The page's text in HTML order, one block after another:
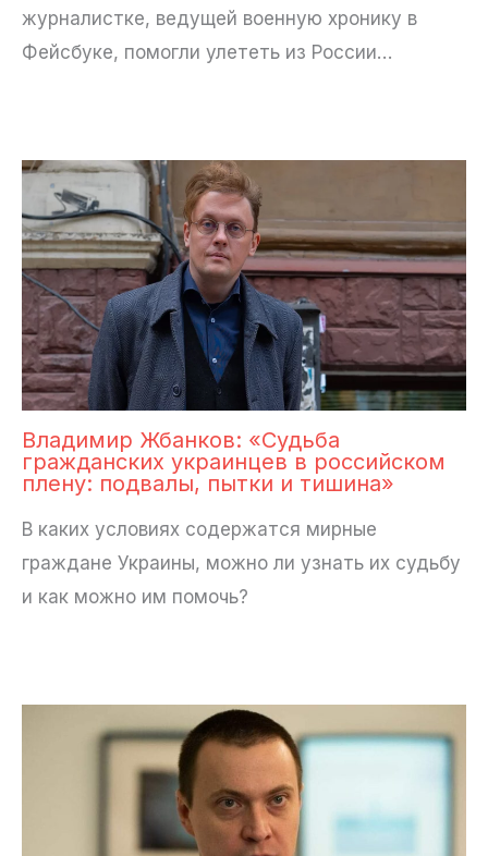
журналистке, ведущей военную хронику в
Фейсбуке, помогли улететь из России…
Владимир Жбанков: «Судьба
гражданских украинцев в российском
плену: подвалы, пытки и тишина»
В каких условиях содержатся мирные
граждане Украины, можно ли узнать их судьбу
и как можно им помочь?